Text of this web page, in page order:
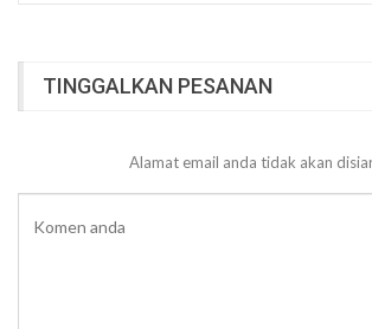
TINGGALKAN PESANAN
Alamat email anda tidak akan